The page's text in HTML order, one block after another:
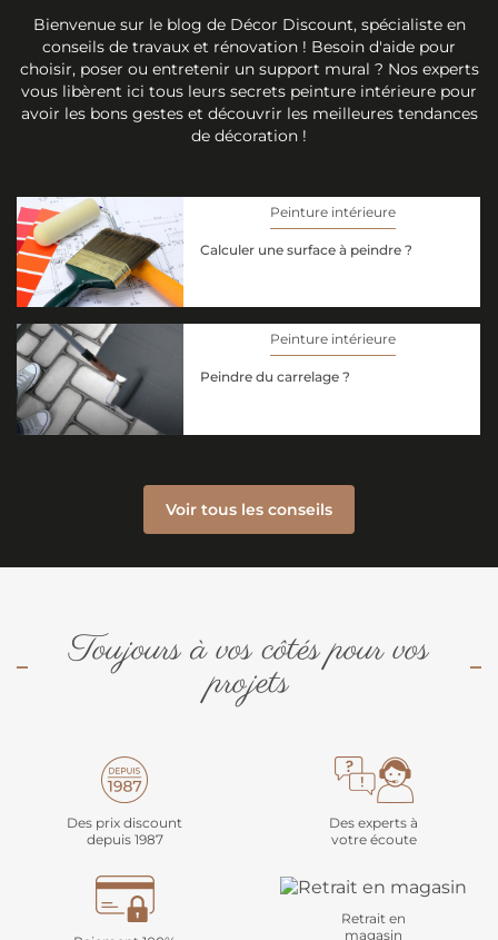
Bienvenue sur le blog de Décor Discount, spécialiste en
conseils de travaux et rénovation ! Besoin d'aide pour
choisir, poser ou entretenir un support mural ? Nos experts
vous libèrent ici tous leurs secrets peinture intérieure pour
avoir les bons gestes et découvrir les meilleures tendances
de décoration !
Peinture intérieure
Calculer une surface à peindre ?
Peinture intérieure
Peindre du carrelage ?
Voir tous les conseils
Toujours à vos côtés pour vos
projets
Des prix discount
depuis 1987
Des experts à
votre écoute
Retrait en
magasin